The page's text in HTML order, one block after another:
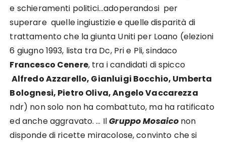
e schieramenti politici…adoperandosi per
superare quelle ingiustizie e quelle disparità di
trattamento che la giunta Uniti per Loano (elezioni
6 giugno 1993, lista tra Dc, Pri e Pli, sindaco
Francesco Cenere, tra i candidati di spicco
Alfredo Azzarello, Gianluigi Bocchio, Umberta
Bolognesi, Pietro Oliva, Angelo Vaccarezza
ndr) non solo non ha combattuto, ma ha ratificato
ed anche aggravato. … IlGruppo Mosaico non
disponde di ricette miracolose, convinto che si